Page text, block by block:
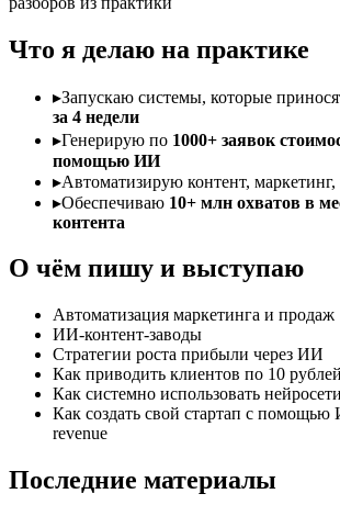
Что я делаю на практике
▸Запускаю системы, которые
за 4 недели
▸Генерирую по 1000+ заявок
помощью ИИ
▸Автоматизирую контент,
▸Обеспечиваю 10+ млн охватов в
контента
О чём пишу и выступаю
Автоматизация маркетинга и продаж
ИИ-контент-заводы
Стратегии роста прибыли через ИИ
Как приводить клиентов по 10
Как системно использовать
Как создать свой стартап с
revenue
Последние материалы